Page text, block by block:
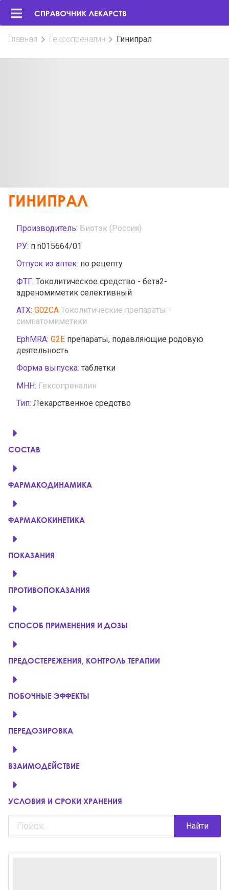
Главная Гексопреналин Гинипрал
ГИНИПРАЛ
Производитель: Биотэк (Россия)
РУ: п n015664/01
Отпуск из аптек: по рецепту
ФТГ: Токолитическое средство - бета2-
адреномиметик селективный
АТХ: G02CA Токолитические препараты -
симпатомиметики
EphMRA: G2E препараты, подавляющие родовую
деятельность
Форма выпуска: таблетки
МНН: Гексопреналин
Тип: Лекарственное средство
СОСТАВ
ФАРМАКОДИНАМИКА
ФАРМАКОКИНЕТИКА
ПОКАЗАНИЯ
ПРОТИВОПОКАЗАНИЯ
СПОСОБ ПРИМЕНЕНИЯ И ДОЗЫ
ПРЕДОСТЕРЕЖЕНИЯ, КОНТРОЛЬ ТЕРАПИИ
ПОБОЧНЫЕ ЭФФЕКТЫ
ПЕРЕДОЗИРОВКА
ВЗАИМОДЕЙСТВИЕ
УСЛОВИЯ И СРОКИ ХРАНЕНИЯ
Найти